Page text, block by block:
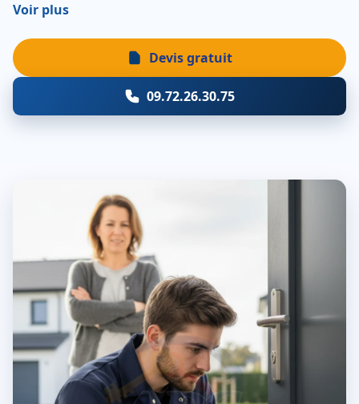
Voir plus
Devis gratuit
09.72.26.30.75